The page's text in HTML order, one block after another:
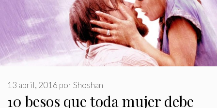
10 besos que toda mujer debe
13 abril, 2016 porShoshan